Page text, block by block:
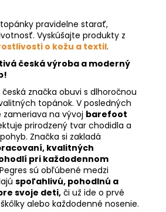
pravidelne starať,
Vyskúšajte produkty z
o kožu a textil.
česká výroba a moderný
značka obuvi s dlhoročnou
topánok. V posledných
zameriava na vývoj barefoot
prirodzený tvar chodidla a
Značka si zakladá
kvalitných
pri každodennom
sú obľúbené medzi
spoľahlivú, pohodlnú a
svoje deti, či už ide o prvé
alebo každodenné nosenie.